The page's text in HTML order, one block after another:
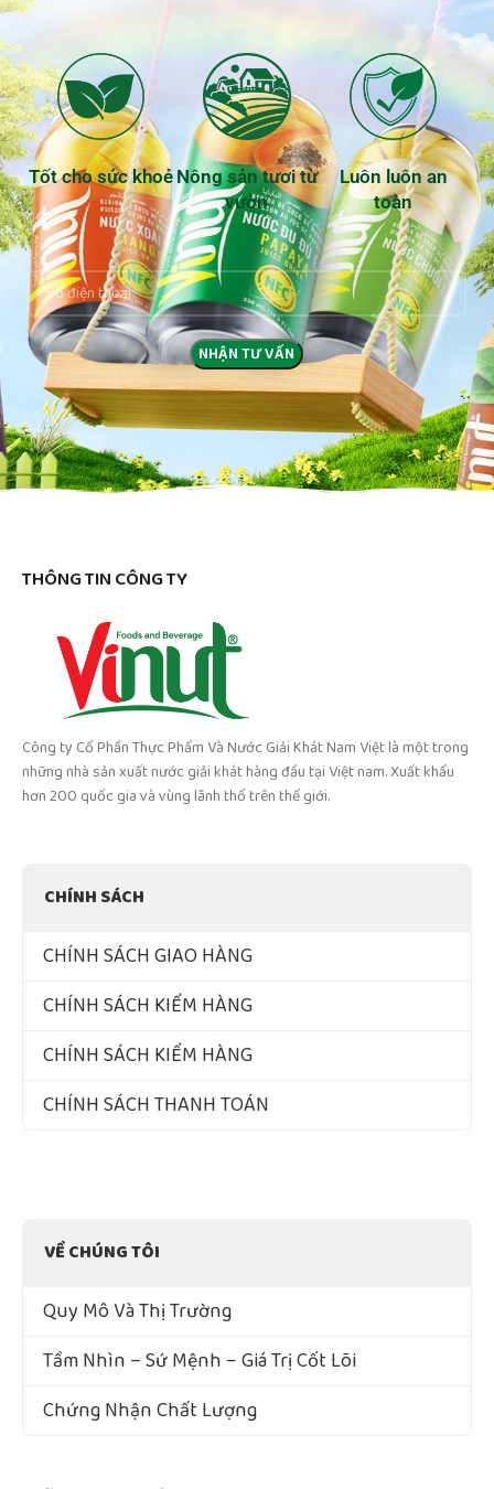
Tốt cho sức khoẻ Nông sản tươi từ
vườn
Luôn luôn an
toàn
THÔNG TIN CÔNG TY
Công ty Cổ Phần Thực Phẩm Và Nước Giải Khát Nam Việt là một trong
những nhà sản xuất nước giải khát hàng đầu tại Việt nam. Xuất khẩu
hơn 200 quốc gia và vùng lãnh thổ trên thế giới.
CHÍNH SÁCH
CHÍNH SÁCH GIAO HÀNG
CHÍNH SÁCH KIỂM HÀNG
CHÍNH SÁCH KIỂM HÀNG
CHÍNH SÁCH THANH TOÁN
VỀ CHÚNG TÔI
Quy Mô Và Thị Trường
Tầm Nhìn – Sứ Mệnh – Giá Trị Cốt Lõi
Chứng Nhận Chất Lượng